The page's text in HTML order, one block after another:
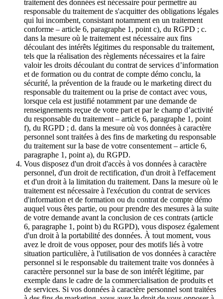
traitement des données est nécessaire pour permettre au
responsable du traitement de s'acquitter des obligations légales
qui lui incombent, consistant notamment en un traitement
conforme – article 6, paragraphe 1, point c), du RGPD ; c.
dans la mesure où le traitement est nécessaire aux fins
découlant des intérêts légitimes du responsable du traitement,
tels que la réalisation des règlements nécessaires et la faire
valoir les droits découlant du contrat de services d’information
et de formation ou du contrat de compte démo conclu, la
sécurité, la prévention de la fraude ou le marketing direct du
responsable du traitement ou la prise de contact avec vous,
lorsque cela est justifié notamment par une demande de
renseignements reçue de votre part et par le champ d’activité
du responsable du traitement – article 6, paragraphe 1, point
f), du RGPD ; d. dans la mesure où vos données à caractère
personnel sont traitées à des fins de marketing du responsable
du traitement sur la base de votre consentement – article 6,
paragraphe 1, point a), du RGPD.
Vous disposez d'un droit d'accès à vos données à caractère
personnel, d'un droit de rectification, d'un droit à l'effacement
et d'un droit à la limitation du traitement. Dans la mesure où le
traitement est nécessaire à l'exécution du contrat de services
d'information et de formation ou du contrat de compte démo
auquel vous êtes partie, ou pour prendre des mesures à la suite
de votre demande avant la conclusion de ces contrats (article
6, paragraphe 1, point b) du RGPD), vous disposez également
d'un droit à la portabilité des données. À tout moment, vous
avez le droit de vous opposer, pour des motifs liés à votre
situation particulière, à l'utilisation de vos données à caractère
personnel si le responsable du traitement traite vos données à
caractère personnel sur la base de son intérêt légitime, par
exemple dans le cadre de la commercialisation de produits et
de services. Si vos données à caractère personnel sont traitées